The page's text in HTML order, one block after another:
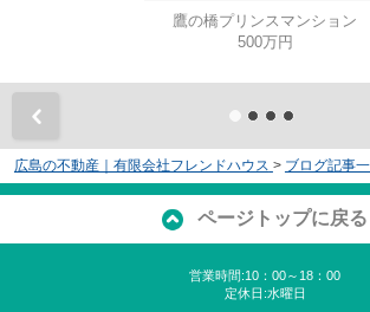
鷹の橋プリンスマンション
500万円
広島の不動産｜有限会社フレンドハウス > ブログ記事
ページトップに戻る
営業時間:10：00～18：00
定休日:水曜日